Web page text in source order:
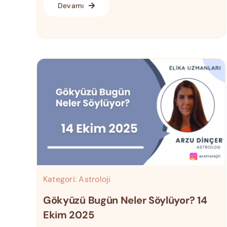
Devamı
Kategori:Astroloji
Gökyüzü Bugün Neler Söylüyor? 14
Ekim 2025